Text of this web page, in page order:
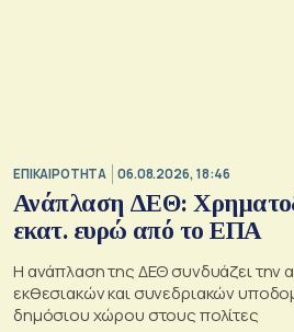
ΕΠΙΚΑΙΡΟΤΗΤΑ 06.08.2026, 18:46
Ανάπλαση ΔΕΘ:
εκατ. ευρώ από το ΕΠΑ
Η ανάπλαση της ΔΕΘ συνδυάζει την
εκθεσιακών και συνεδριακών
δημόσιου χώρου στους πολίτες